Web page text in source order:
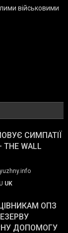
військовими
СИМПАТІЇ
WALL
yuzhny.info
UK
ОПЗ
ДОПОМОГУ